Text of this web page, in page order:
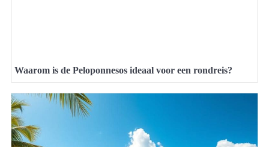
Waarom is de Peloponnesos ideaal voor een rondreis?